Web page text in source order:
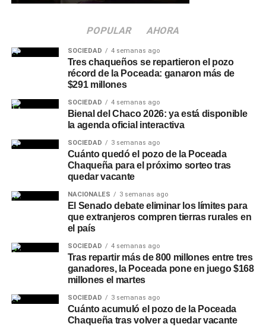
FERNANDO SABAG MONTIEL
GENDARMERÍA
REVOLUCIÓN FEDERAL
TOF 6
La dirigencia peronista atraviesa horas decisivas
La CGT contra la reforma laboral: amenazó con
paro, la ley pasó igual con votos peronistas, el
amparo fue rechazado y Moyano terminó
firmando dentro de la pauta del Gobierno
POPULAR AHORA
SOCIEDAD 4 semanas ago
Tres chaqueños se repartieron el pozo
récord de la Poceada: ganaron más de
$291 millones
SOCIEDAD 4 semanas ago
Bienal del Chaco 2026: ya está disponible
la agenda oficial interactiva
SOCIEDAD 3 semanas ago
Cuánto quedó el pozo de la Poceada
Chaqueña para el próximo sorteo tras
quedar vacante
NACIONALES 3 semanas ago
El Senado debate eliminar los límites para
que extranjeros compren tierras rurales en
el país
SOCIEDAD 4 semanas ago
Tras repartir más de 800 millones entre tres
ganadores, la Poceada pone en juego $168
millones el martes
SOCIEDAD 3 semanas ago
Cuánto acumuló el pozo de la Poceada
Chaqueña tras volver a quedar vacante